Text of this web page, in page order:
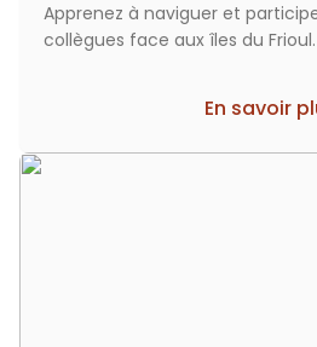
Apprenez à naviguer et
collègues face aux îles du Frioul.
En savoir